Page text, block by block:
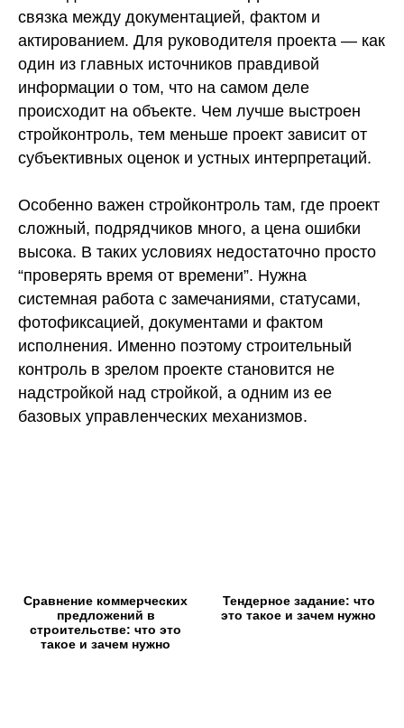
связка между документацией, фактом и
актированием. Для руководителя проекта — как
один из главных источников правдивой
информации о том, что на самом деле
происходит на объекте. Чем лучше выстроен
стройконтроль, тем меньше проект зависит от
субъективных оценок и устных интерпретаций.
Особенно важен стройконтроль там, где проект
сложный, подрядчиков много, а цена ошибки
высока. В таких условиях недостаточно просто
“проверять время от времени”. Нужна
системная работа с замечаниями, статусами,
фотофиксацией, документами и фактом
исполнения. Именно поэтому строительный
контроль в зрелом проекте становится не
надстройкой над стройкой, а одним из ее
базовых управленческих механизмов.
Сравнение коммерческих
предложений в
строительстве: что это
такое и зачем нужно
Тендерное задание: что
это такое и зачем нужно